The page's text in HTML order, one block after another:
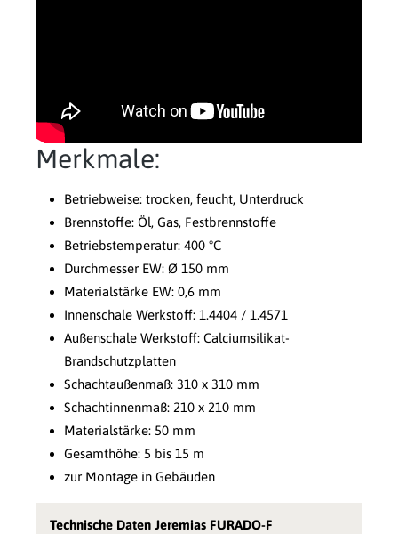
Merkmale:
Betriebweise: trocken, feucht, Unterdruck
Brennstoffe: Öl, Gas, Festbrennstoffe
Betriebstemperatur: 400 °C
Durchmesser EW: Ø 150 mm
Materialstärke EW: 0,6 mm
Innenschale Werkstoff: 1.4404 / 1.4571
Außenschale Werkstoff: Calciumsilikat-
Brandschutzplatten
Schachtaußenmaß: 310 x 310 mm
Schachtinnenmaß: 210 x 210 mm
Materialstärke: 50 mm
Gesamthöhe: 5 bis 15 m
zur Montage in Gebäuden
Technische Daten Jeremias FURADO-F